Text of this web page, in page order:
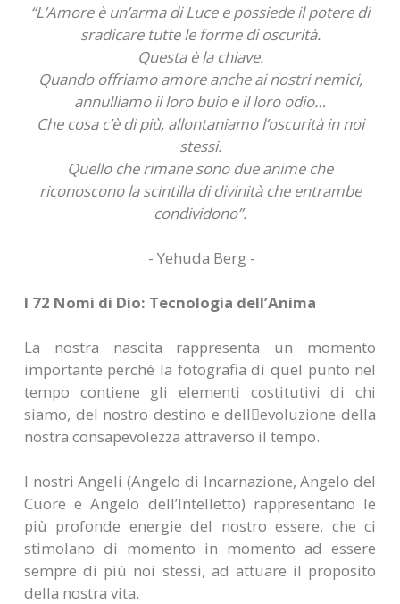
“L’Amore è un’arma di Luce e possiede il potere di
sradicare tutte le forme di oscurità.
Questa è la chiave.
Quando offriamo amore anche ai nostri nemici,
annulliamo il loro buio e il loro odio…
Che cosa c’è di più, allontaniamo l’oscurità in noi
stessi.
Quello che rimane sono due anime che
riconoscono la scintilla di divinità che entrambe
condividono”.
- Yehuda Berg -
I 72 Nomi di Dio: Tecnologia dell’Anima
La nostra nascita rappresenta un momento
importante perché la fotografia di quel punto nel
tempo contiene gli elementi costitutivi di chi
siamo, del nostro destino e dellevoluzione della
nostra consapevolezza attraverso il tempo.
I nostri Angeli (Angelo di Incarnazione, Angelo del
Cuore e Angelo dell’Intelletto) rappresentano le
più profonde energie del nostro essere, che ci
stimolano di momento in momento ad essere
sempre di più noi stessi, ad attuare il proposito
della nostra vita.